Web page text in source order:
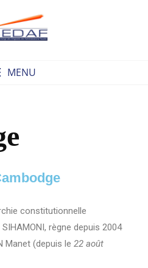
MENU
constitutionnelle
SIHAMONI, règne depuis 2004
Manet (depuis le 22 août